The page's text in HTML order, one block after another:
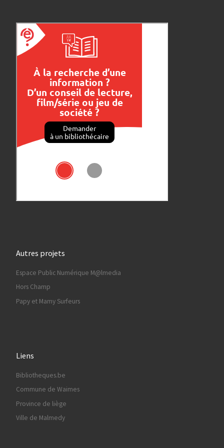
Autres projets
Espace Public Numérique M@lmedia
Hors Champ
Papy et Mamy Surfeurs
Liens
Bibliotheques.be
Commune de Waimes
Province de liège
Ville de Malmedy